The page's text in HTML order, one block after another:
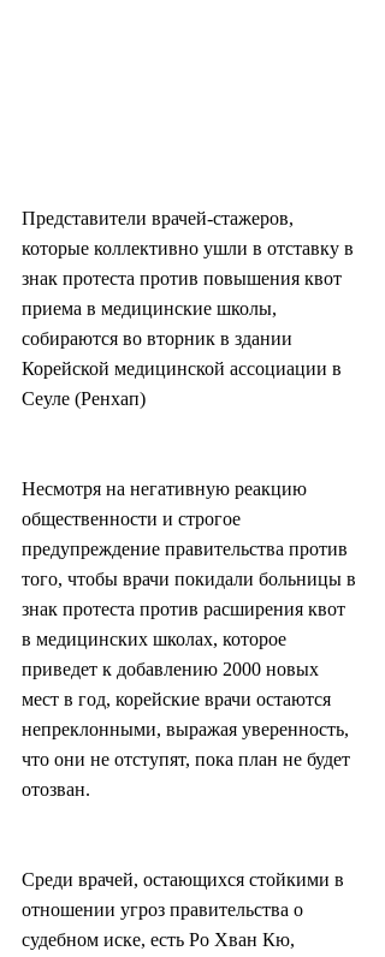
Представители врачей-стажеров,
которые коллективно ушли в отставку в
знак протеста против повышения квот
приема в медицинские школы,
собираются во вторник в здании
Корейской медицинской ассоциации в
Сеуле (Ренхап)
Несмотря на негативную реакцию
общественности и строгое
предупреждение правительства против
того, чтобы врачи покидали больницы в
знак протеста против расширения квот
в медицинских школах, которое
приведет к добавлению 2000 новых
мест в год, корейские врачи остаются
непреклонными, выражая уверенность,
что они не отступят, пока план не будет
отозван.
Среди врачей, остающихся стойкими в
отношении угроз правительства о
судебном иске, есть Ро Хван Кю,